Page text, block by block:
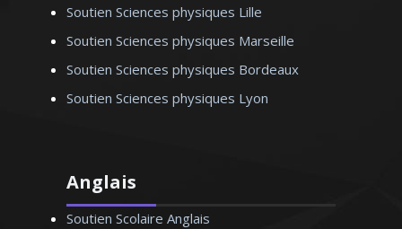
Monsieur H. Stéphane – Ingénieur
informaticien - Bordeaux
Soutien Sciences physiques Lille
Soutien Sciences physiques Marseille
Soutien Sciences physiques Bordeaux
Soutien Sciences physiques Lyon
Anglais
Soutien Scolaire Anglais